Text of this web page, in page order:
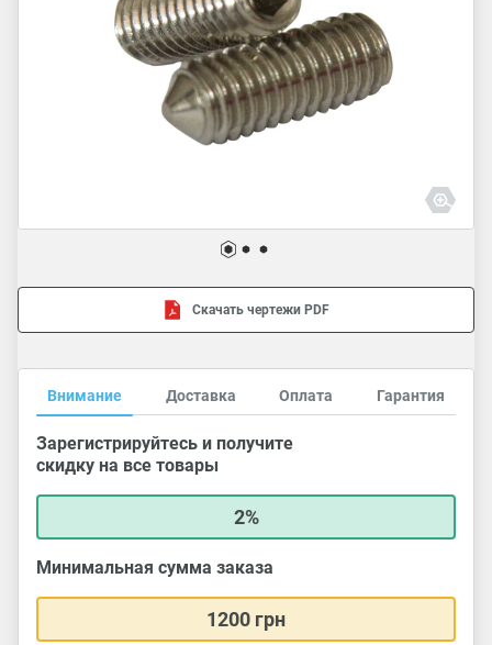
Скачать чертежи PDF
Внимание Доставка Оплата Гарантия
Зарегистрируйтесь и получите
скидку на все товары
2%
Минимальная сумма заказа
1200 грн